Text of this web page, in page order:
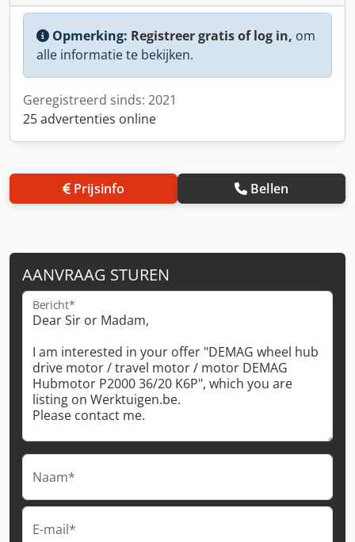
Opmerking: Registreer gratis of log in, om
alle informatie te bekijken.
Geregistreerd sinds: 2021
25 advertenties online
Prijsinfo Bellen
AANVRAAG STUREN
Bericht*
Naam*
E-mail*